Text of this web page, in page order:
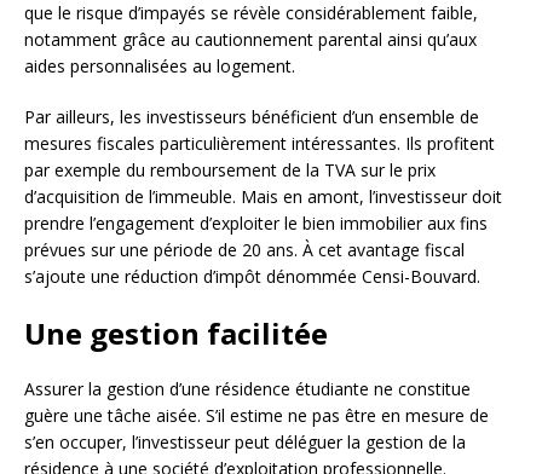
que le risque d’impayés se révèle considérablement faible,
notamment grâce au cautionnement parental ainsi qu’aux
aides personnalisées au logement.
Par ailleurs, les investisseurs bénéficient d’un ensemble de
mesures fiscales particulièrement intéressantes. Ils profitent
par exemple du remboursement de la TVA sur le prix
d’acquisition de l’immeuble. Mais en amont, l’investisseur doit
prendre l’engagement d’exploiter le bien immobilier aux fins
prévues sur une période de 20 ans. À cet avantage fiscal
s’ajoute une réduction d’impôt dénommée Censi-Bouvard.
Une gestion facilitée
Assurer la gestion d’une résidence étudiante ne constitue
guère une tâche aisée. S’il estime ne pas être en mesure de
s’en occuper, l’investisseur peut déléguer la gestion de la
résidence à une société d’exploitation professionnelle.